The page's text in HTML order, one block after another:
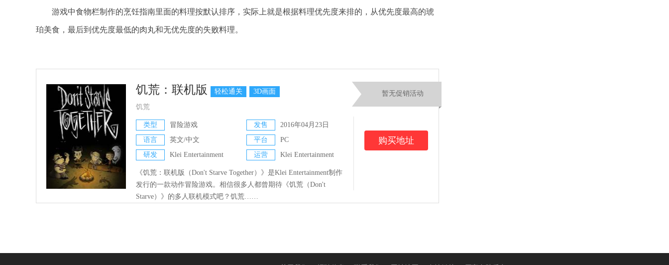
游戏中食物栏制作的烹饪指南里面的料理按默认排序，实际上就是根据料理优先度来排的，从优先度最高的琥
珀美食，最后到优先度最低的肉丸和无优先度的失败料理。
饥荒：联机版 轻松通关 3D画面
饥荒
类型 冒险游戏 发售
2016年04月23日
语言
英文/中文 平台
PC
研发
Klei Entertainment 运营 Klei Entertainment
《饥荒：联机版（Don't Starve Together）》是Klei Entertainment制作
发行的一款动作冒险游戏。相信很多人都曾期待《饥荒（Don't
Starve）》的多人联机模式吧？饥荒……
暂无促销活动
购买地址